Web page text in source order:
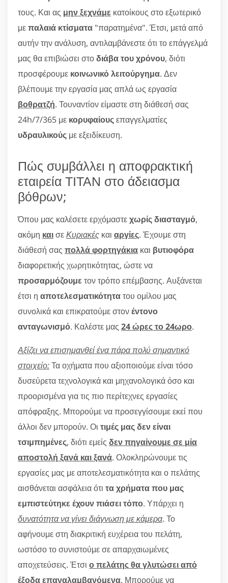
τους. Και ας μην ξεχνάμε κατοίκους στο εξωτερικό
μεπαλαιά κτίσματα "παρατημένα". Έτσι, μετά από
αυτήν την ανάλυση, αντιλαμβάνεστε ότι το επάγγελμά
μας θα επιβιώσει στοδιάβα του χρόνου, διότι
προσφέρουμε κοινωνικό λειτούργημα. Δεν
βλέπουμε την εργασία μας απλά ως εργασία
βοθρατζή. Τουναντίον είμαστε στη διάθεσή σας
24h/7/365 με κορυφαίουςεπαγγελματίες
υδραυλικούς με εξειδίκευση.
Πώς συμβάλλει η αποφρακτική
εταιρεία ΤΙΤΑΝ στο άδειασμα
βόθρων;
Όπου μας καλέσετε ερχόμαστεχωρίς διασταγμό,
ακόμη καισεΚυριακές και αργίες. Έχουμε στη
διάθεσή σας πολλά φορτηγάκια και βυτιοφόρα
διαφορετικής χωρητικότητας, ώστε να
προσαρμόζουμε τον τρόπο επέμβασης. Αυξάνεται
έτσι η αποτελεσματικότητατου ομίλου μας
συνολικά και επικρατούμε στονέντονο
ανταγωνισμό. Καλέστε μας 24 ώρες το 24ωρο.
Αξίζει να επισημανθεί ένα πάρα πολύ σημαντικό
στοιχείο:Τα οχήματα που αξιοποιούμε είναι τόσο
δυσεύρετα τεχνολογικά και μηχανολογικά όσο και
προορισμένα για τις πιο περίτεχνες εργασίες
απόφραξης. Μπορούμε να προσεγγίσουμε εκεί που
άλλοι δεν μπορούν. Οι τιμές μας δεν είναι
τσιμπημένες, διότι εμείς δεν πηγαίνουμε σε μία
αποστολή ξανά και ξανά. Ολοκληρώνουμε τις
εργασίες μας με αποτελεσματικότητα και ο πελάτης
αισθάνεται ασφάλεια ότι τα χρήματα που μας
εμπιστεύτηκε έχουν πιάσει τόπο. Υπάρχει η
δυνατότητα να γίνει διάγνωση με κάμερα. Το
αφήνουμε στη διακριτική ευχέρεια του πελάτη,
ωστόσο το συνιστούμε σε απαρχαιωμένες
αποχετεύσεις. Έτσι ο πελάτης θα γλυτώσει από
έξοδα επαναλαμβανόμενα. Μπορούμε να